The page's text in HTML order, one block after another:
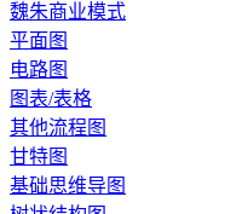
魏朱商业模式
平面图
电路图
图表/表格
其他流程图
甘特图
基础思维导图